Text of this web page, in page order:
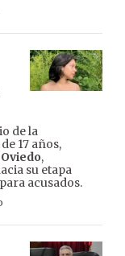
de la
17 años,
,
su etapa
acusados.